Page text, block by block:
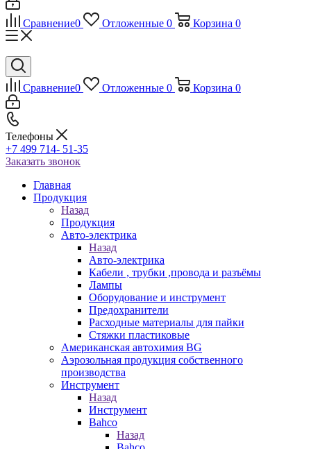
Сравнение0 Отложенные 0 Корзина 0
Сравнение0 Отложенные 0 Корзина 0
Телефоны
+7 499 714- 51-35
Заказать звонок
Главная
Продукция
Назад
Продукция
Авто-электрика
Назад
Авто-электрика
Кабели , трубки ,провода и разъёмы
Лампы
Оборудование и инструмент
Предохранители
Расходные материалы для пайки
Стяжки пластиковые
Американская автохимия BG
Аэрозольная продукция собственного
производства
Инструмент
Назад
Инструмент
Bahco
Назад